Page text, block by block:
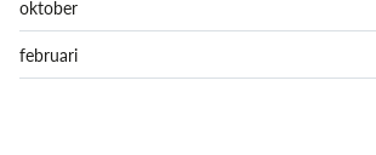
oktober
februari